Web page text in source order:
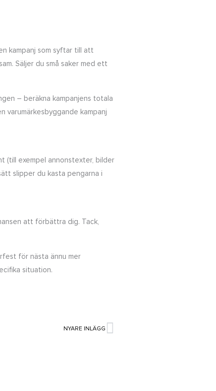
kampanj som syftar till att
Säljer du små saker med ett
– beräkna kampanjens totala
varumärkesbyggande kampanj
(till exempel annonstexter, bilder
slipper du kasta pengarna i
att förbättra dig. Tack,
för nästa ännu mer
situation.
NYARE INLÄGG Nästa